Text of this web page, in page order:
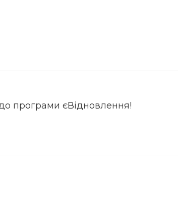
програми єВідновлення!